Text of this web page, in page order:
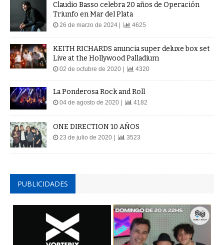
Claudio Basso celebra 20 años de Operación
Triunfo en Mar del Plata
26 de marzo de 2024 | 4625
KEITH RICHARDS anuncia super deluxe box set
Live at the Hollywood Palladium
02 de octubre de 2020 | 4320
La Ponderosa Rock and Roll
04 de agosto de 2020 | 4182
ONE DIRECTION 10 AÑOS
23 de julio de 2020 | 3523
PUBLICIDADES